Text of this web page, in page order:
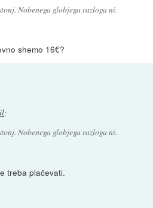
Nobenega globjega razloga ni.
shemo 16€?
:
Nobenega globjega razloga ni.
treba plačevati.